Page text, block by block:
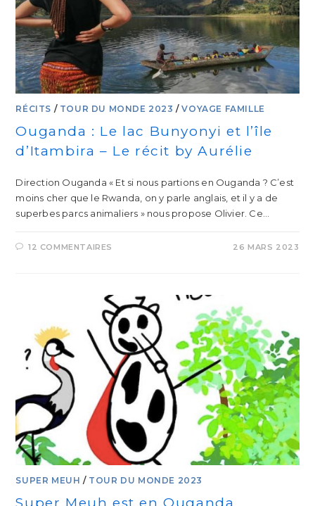
RÉCITS / TOUR DU MONDE 2023 /VOYAGE FAMILLE
Ouganda : Le lac Bunyonyi et l’île
d’Itambira – Le récit by Aurélie
Direction Ouganda « Et si nous partions en Ouganda ? C’est
moins cher que le Rwanda, on y parle anglais, et il y a de
superbes parcs animaliers » nous propose Olivier. Ce…
12 COMMENTAIRES 26 MARS 2023
SUPER MEUH / TOUR DU MONDE 2023
Super Meuh est en Ouganda